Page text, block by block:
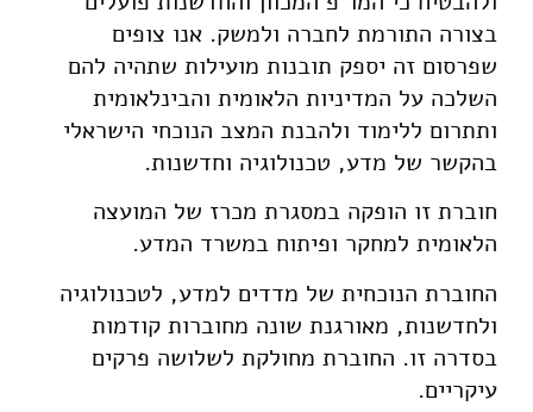
בצורה התורמת לחברה ולמשק. אנו צופים
שפרסום זה יספק תובנות מועילות שתהיה להם
השלכה על המדיניות הלאומית והבינלאומית
ותתרום ללימוד ולהבנת המצב הנוכחי הישראלי
בהקשר של מדע, טכנולוגיה וחדשנות.
חוברת זו הופקה במסגרת מכרז של המועצה
הלאומית למחקר ופיתוח במשרד המדע.
החוברת הנוכחית של מדדים למדע, לטכנולוגיה
ולחדשנות, מאורגנת שונה מחוברות קודמות
בסדרה זו. החוברת מחולקת לשלושה פרקים
עיקריים.